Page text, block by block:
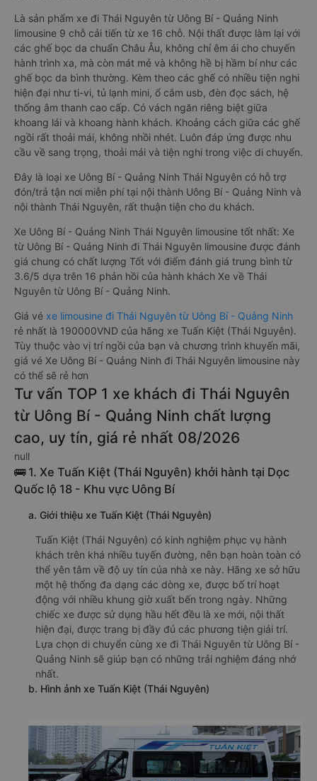
Là sản phẩm xe đi Thái Nguyên từ Uông Bí - Quảng Ninh
limousine 9 chỗ cải tiến từ xe 16 chỗ. Nội thất được làm lại với
các ghế bọc da chuẩn Châu Âu, không chỉ êm ái cho chuyến
hành trình xa, mà còn mát mẻ và không hề bị hầm bí như các
ghế bọc da bình thường. Kèm theo các ghế có nhiều tiện nghi
hiện đại như ti-vi, tủ lạnh mini, ổ cắm usb, đèn đọc sách, hệ
thống âm thanh cao cấp. Có vách ngăn riêng biệt giữa
khoang lái và khoang hành khách. Khoảng cách giữa các ghế
ngồi rất thoải mái, không nhồi nhét. Luôn đáp ứng được nhu
cầu về sang trọng, thoải mái và tiện nghi trong việc di chuyển.
Đây là loại xe Uông Bí - Quảng Ninh Thái Nguyên có hỗ trợ
đón/trả tận nơi miễn phí tại nội thành Uông Bí - Quảng Ninh và
nội thành Thái Nguyên, rất thuận tiện cho du khách.
Xe Uông Bí - Quảng Ninh Thái Nguyên limousine tốt nhất: Xe
từ Uông Bí - Quảng Ninh đi Thái Nguyên limousine được đánh
giá chung có chất lượng Tốt với điểm đánh giá trung bình từ
3.6/5 dựa trên 16 phản hồi của hành khách Xe về Thái
Nguyên từ Uông Bí - Quảng Ninh.
Giá vé xe limousine đi Thái Nguyên từ Uông Bí - Quảng Ninh
rẻ nhất là 190000VND của hãng xe Tuấn Kiệt (Thái Nguyên).
Tùy thuộc vào vị trí ngồi của bạn và chương trình khuyến mãi,
giá vé Xe Uông Bí - Quảng Ninh đi Thái Nguyên limousine này
có thể sẽ rẻ hơn
Tư vấn TOP 1 xe khách đi Thái Nguyên
từ Uông Bí - Quảng Ninh chất lượng
cao, uy tín, giá rẻ nhất 08/2026
null
🚌 1. Xe Tuấn Kiệt (Thái Nguyên) khởi hành tại Dọc
Quốc lộ 18 - Khu vực Uông Bí
a. Giới thiệu xe Tuấn Kiệt (Thái Nguyên)
Tuấn Kiệt (Thái Nguyên) có kinh nghiệm phục vụ hành
khách trên khá nhiều tuyến đường, nên bạn hoàn toàn có
thể yên tâm về độ uy tín của nhà xe này. Hãng xe sở hữu
một hệ thống đa dạng các dòng xe, được bố trí hoạt
động với nhiều khung giờ xuất bến trong ngày. Những
chiếc xe được sử dụng hầu hết đều là xe mới, nội thất
hiện đại, được trang bị đầy đủ các phương tiện giải trí.
Lựa chọn di chuyển cùng xe đi Thái Nguyên từ Uông Bí -
Quảng Ninh sẽ giúp bạn có những trải nghiệm đáng nhớ
nhất.
b. Hình ảnh xe Tuấn Kiệt (Thái Nguyên)